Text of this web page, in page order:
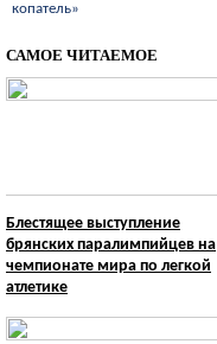
копатель»
САМОЕ ЧИТАЕМОЕ
Блестящее выступление
брянских паралимпийцев на
чемпионате мира по легкой
атлетике